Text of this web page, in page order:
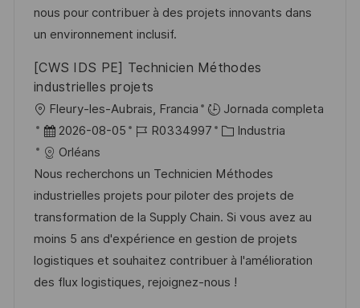
n p
u
l
a
c
l
e
í
nous pour contribuer à des projets innovants dans
un environnement inclusif.
[CWS IDS PE] Technicien Méthodes
industrielles projets
U
b
c
a
c
i
ó
n
Fleury-les-Aubrais, Francia
Jornada completa
F
e
c
h
a
d
e
p
2026-08-05
I
d
e
e
m
p
l
R0334997
C
t
e
g
o
r
í
Industria
Orléans
Nous recherchons un Technicien Méthodes
industrielles projets pour piloter des projets de
transformation de la Supply Chain. Si vous avez au
moins 5 ans d'expérience en gestion de projets
logistiques et souhaitez contribuer à l'amélioration
des flux logistiques, rejoignez-nous !